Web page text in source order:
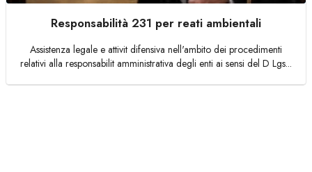
Responsabilità 231 per reati ambientali
Assistenza legale e attivit difensiva nell'ambito dei procedimenti
relativi alla responsabilit amministrativa degli enti ai sensi del D Lgs...